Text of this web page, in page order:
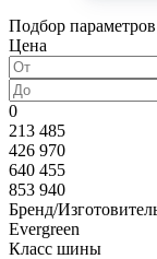
По
По
Подбор параметров
Цена
0
213 485
426 970
640 455
853 940
Бренд/
Evergreen
Класс шины